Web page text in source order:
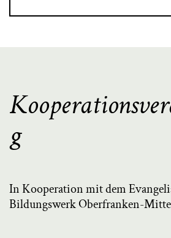
g
In Kooperation mit dem
Bildungswerk Oberfranken-